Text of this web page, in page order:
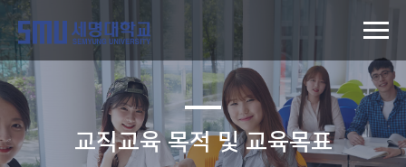
교직교육 목적 및 교육목표